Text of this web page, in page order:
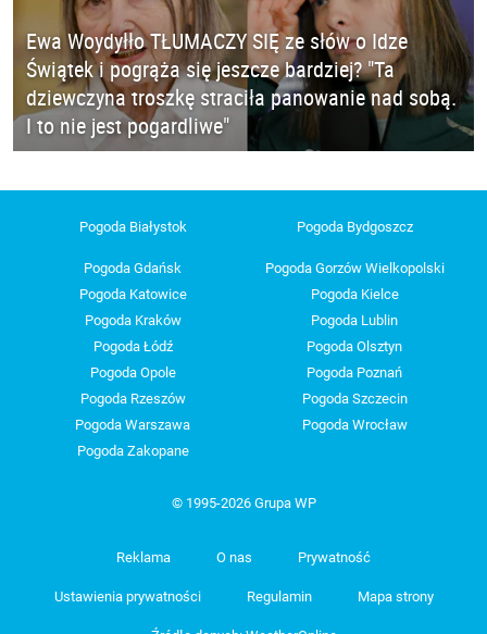
Ewa Woydyłło TŁUMACZY SIĘ ze słów o Idze
Świątek i pogrąża się jeszcze bardziej? "Ta
dziewczyna troszkę straciła panowanie nad sobą.
I to nie jest pogardliwe"
Pogoda Białystok Pogoda Bydgoszcz
Pogoda Gdańsk
Pogoda Gorzów Wielkopolski
Pogoda Katowice
Pogoda Kielce
Pogoda Kraków
Pogoda Lublin
Pogoda Łódź
Pogoda Olsztyn
Pogoda Opole
Pogoda Poznań
Pogoda Rzeszów
Pogoda Szczecin
Pogoda Warszawa
Pogoda Wrocław
Pogoda Zakopane
© 1995-2026 Grupa WP
Reklama O nas Prywatność
Ustawienia prywatności Regulamin Mapa strony